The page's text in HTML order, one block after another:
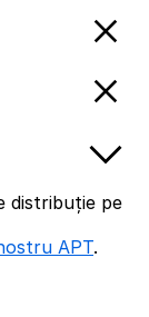
distribuție pe
APT.